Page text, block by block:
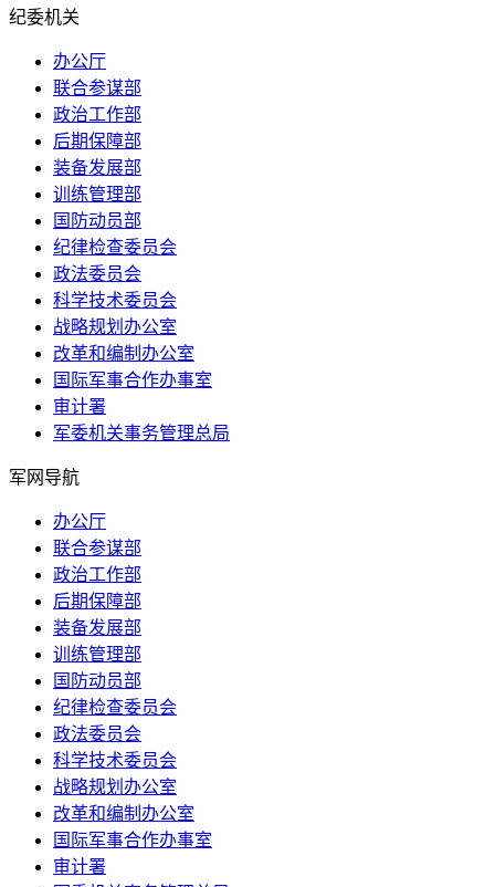
纪委机关
办公厅
联合参谋部
政治工作部
后期保障部
装备发展部
训练管理部
国防动员部
纪律检查委员会
政法委员会
科学技术委员会
战略规划办公室
改革和编制办公室
国际军事合作办事室
审计署
军委机关事务管理总局
军网导航
办公厅
联合参谋部
政治工作部
后期保障部
装备发展部
训练管理部
国防动员部
纪律检查委员会
政法委员会
科学技术委员会
战略规划办公室
改革和编制办公室
国际军事合作办事室
审计署